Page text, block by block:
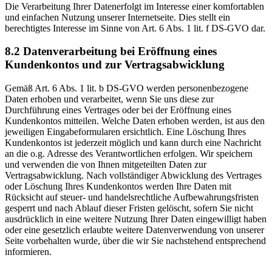
Die Verarbeitung Ihrer Datenerfolgt im Interesse einer komfortablen
und einfachen Nutzung unserer Internetseite. Dies stellt ein
berechtigtes Interesse im Sinne von Art. 6 Abs. 1 lit. f DS-GVO dar.
8.2 Datenverarbeitung bei Eröffnung eines
Kundenkontos und zur Vertragsabwicklung
Gemäß Art. 6 Abs. 1 lit. b DS-GVO werden personenbezogene
Daten erhoben und verarbeitet, wenn Sie uns diese zur
Durchführung eines Vertrages oder bei der Eröffnung eines
Kundenkontos mitteilen. Welche Daten erhoben werden, ist aus den
jeweiligen Eingabeformularen ersichtlich. Eine Löschung Ihres
Kundenkontos ist jederzeit möglich und kann durch eine Nachricht
an die o.g. Adresse des Verantwortlichen erfolgen. Wir speichern
und verwenden die von Ihnen mitgeteilten Daten zur
Vertragsabwicklung. Nach vollständiger Abwicklung des Vertrages
oder Löschung Ihres Kundenkontos werden Ihre Daten mit
Rücksicht auf steuer- und handelsrechtliche Aufbewahrungsfristen
gesperrt und nach Ablauf dieser Fristen gelöscht, sofern Sie nicht
ausdrücklich in eine weitere Nutzung Ihrer Daten eingewilligt haben
oder eine gesetzlich erlaubte weitere Datenverwendung von unserer
Seite vorbehalten wurde, über die wir Sie nachstehend entsprechend
informieren.